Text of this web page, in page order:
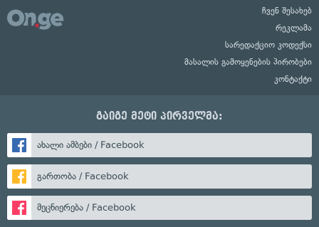
ჩვენ შესახებ
რეკლამა
სარედაქციო კოდექსი
მასალის გამოყენების პირობები
კონტაქტი
გაიგე მეტი პირველმა:
ახალი ამბები / Facebook
გართობა / Facebook
მეცნიერება / Facebook